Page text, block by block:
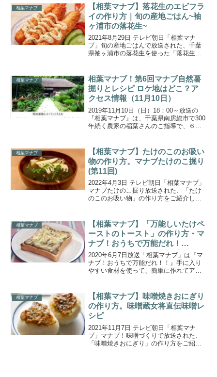
サバ味噌缶をふんだ「鯖トマ缶釜飯」＆
フィリピンの家...
相葉マナブ
【相葉マナブ】落花生のエビフラ
イの作り方｜旬の産地ごはん~袖
ヶ浦市の落花生~
2021年8月29日 テレビ朝日「相葉マナ
ブ」旬の産地ごはんで放送された、千葉
県袖ヶ浦市の落花生を使った「落花生の
袖ヶ浦市の農家さんで栽培されている
『落花生』。落花生農...
相葉マナブ
相葉マナブ！第6回マナブ自然薯
掘りとレシピ ロケ地はどこ？ア
クセス情報（11月10日）
2019年11月10日（日）18：00～放送の
『相葉マナブ』は、千葉県南房総市で300
年続く農家の稲葉さんのご指導で、６回
らしさを学ぶため、旬の食材で究極の料
理作りに挑...
相葉マナブ
【相葉マナブ】たけのこのお吸い
物の作り方。マナブたけのこ掘り
(第11回)
2022年4月3日 テレビ朝日「相葉マナブ」
マナブたけのこ掘り放送された、「たけ
のこのお吸い物」の作り方をご紹介しま
掘った採りたてのたけのこを使った絶品
料理を地元農家...
相葉マナブ
【相葉マナブ】「万能しいたけペ
ーストのトースト」の作り方・マ
ナブ！おうちで万能だれ！
（2020.6.7）
2020年6月7日放送「相葉マナブ」は『マ
ナブ！おうちで万能だれ！！』手に入り
やすい食材を使って、簡単に作れてアレ
万能薬味、しいたけやアスパラガスの万
能だれを作ってお料...
相葉マナブ
【相葉マナブ】味噌焼きおにぎり
の作り方。味噌蔵女将直伝味噌レ
シピ
2021年11月7日 テレビ朝日「相葉マナ
ブ」マナブ！味噌づくりで放送された、
「味噌焼きおにぎり」の作り方をご紹介